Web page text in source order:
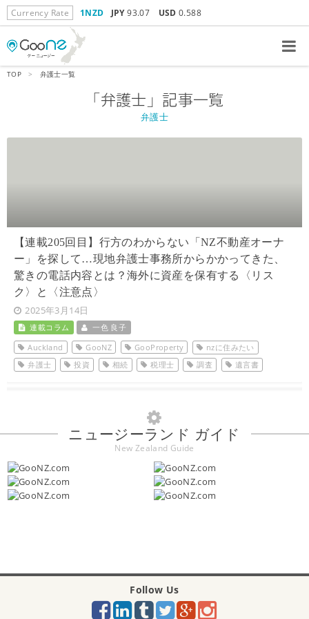
Currency Rate 1NZD JPY93.07 USD 0.588
TOP > 弁護士一覧
「弁護士」記事一覧
弁護士
【連載205回目】行方のわからない「NZ不動産オーナ
ー」を探して…現地弁護士事務所からかかってきた、
驚きの電話内容とは？海外に資産を保有する〈リス
ク〉と〈注意点〉
2025年3月14日
連載コラム
一色 良子
Auckland
GooNZ GooProperty
nzに住みたい
弁護士
投資 相続 税理士 調査 遺言書
ニュージーランド ガイド
New Zealand Guide
Follow Us